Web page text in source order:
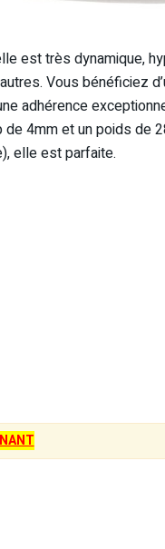
est très dynamique,
Vous bénéficiez
adhérence
4mm et un poids de
elle est parfaite.